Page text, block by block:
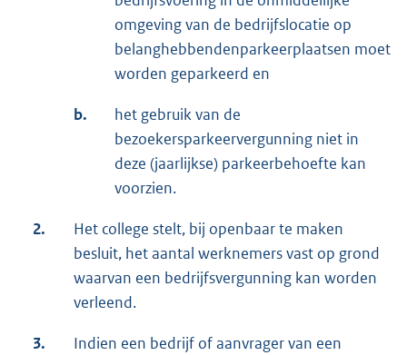
omgeving van de bedrijfslocatie op
belanghebbendenparkeerplaatsen moet
worden geparkeerd en
b.
het gebruik van de
bezoekersparkeervergunning niet in
deze (jaarlijkse) parkeerbehoefte kan
voorzien.
2.
Het college stelt, bij openbaar te maken
besluit, het aantal werknemers vast op grond
waarvan een bedrijfsvergunning kan worden
verleend.
3.
Indien een bedrijf of aanvrager van een